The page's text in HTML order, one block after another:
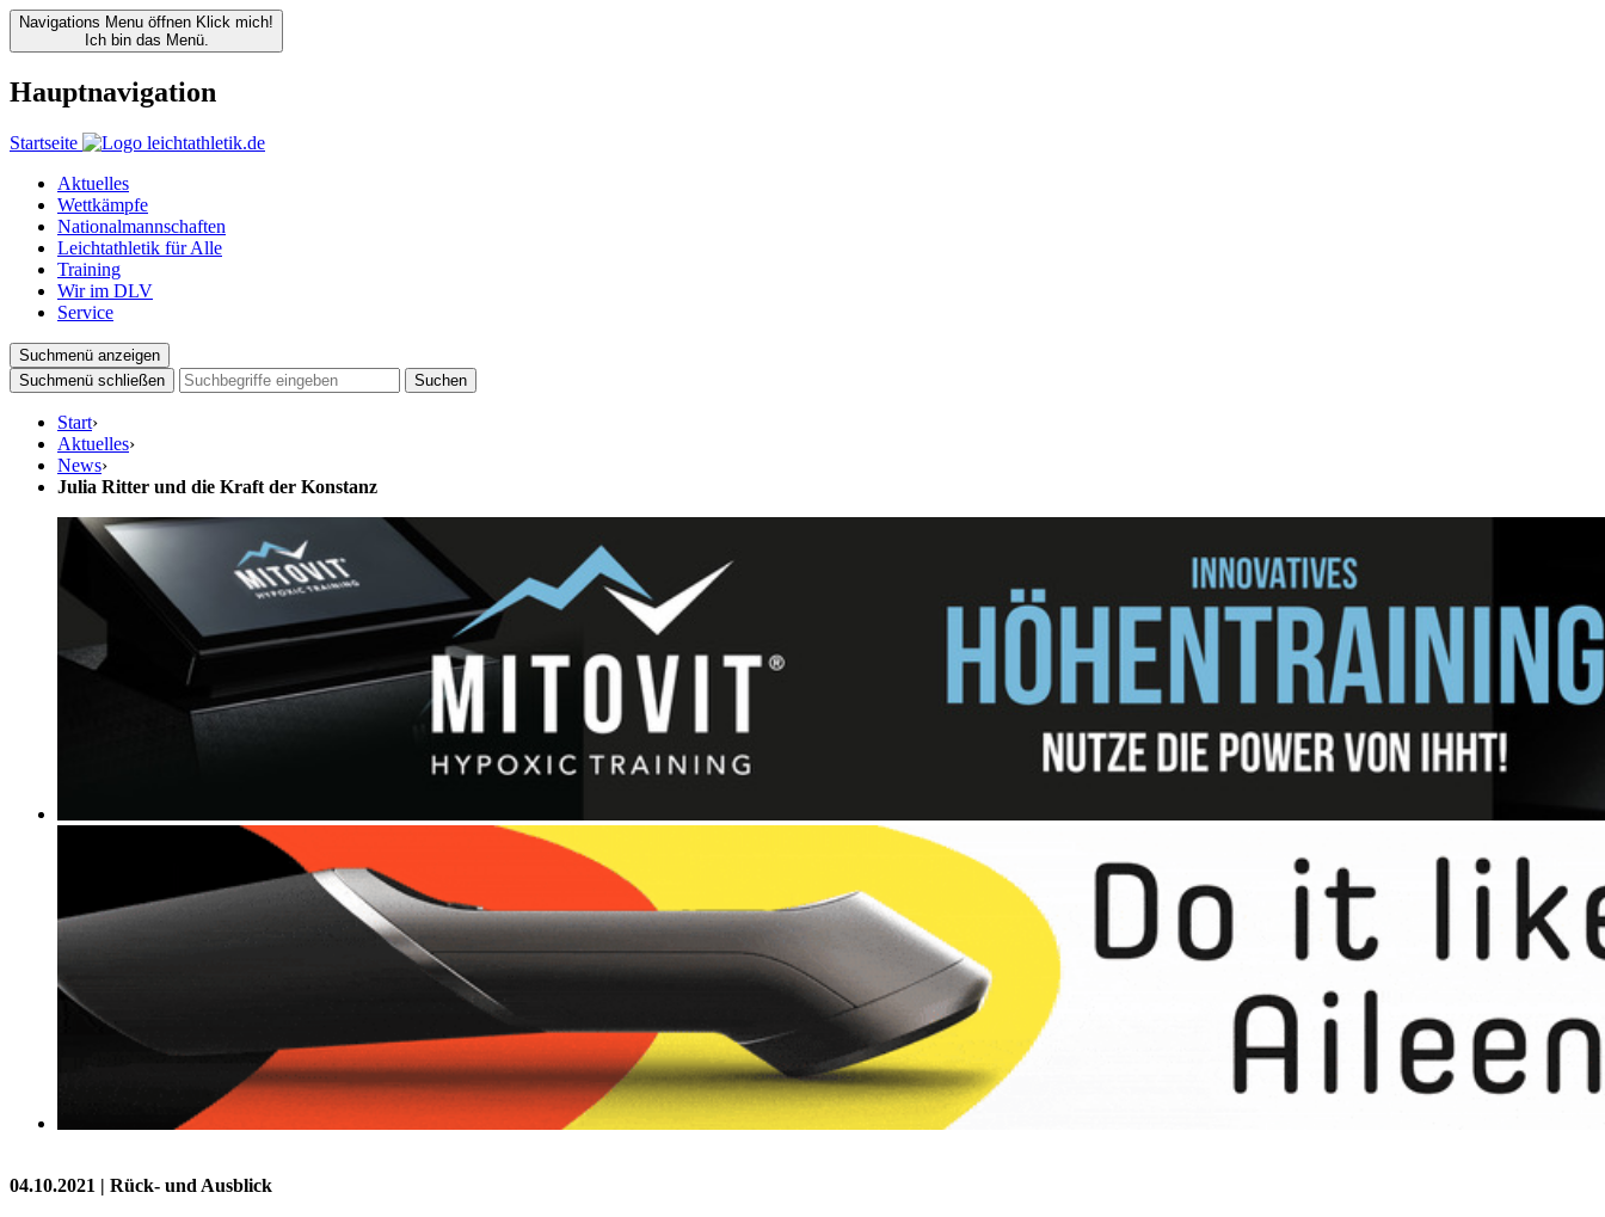
Navigations Menu öffnen Klick mich!
Ich bin das Menü.
Hauptnavigation
Startseite
Aktuelles
Wettkämpfe
Nationalmannschaften
Leichtathletik für Alle
Training
Wir im DLV
Service
Suchmenü anzeigen
Suchmenü schließen
Suchen
Start›
Aktuelles›
News›
Julia Ritter und die Kraft der Konstanz
04.10.2021 | Rück- und Ausblick